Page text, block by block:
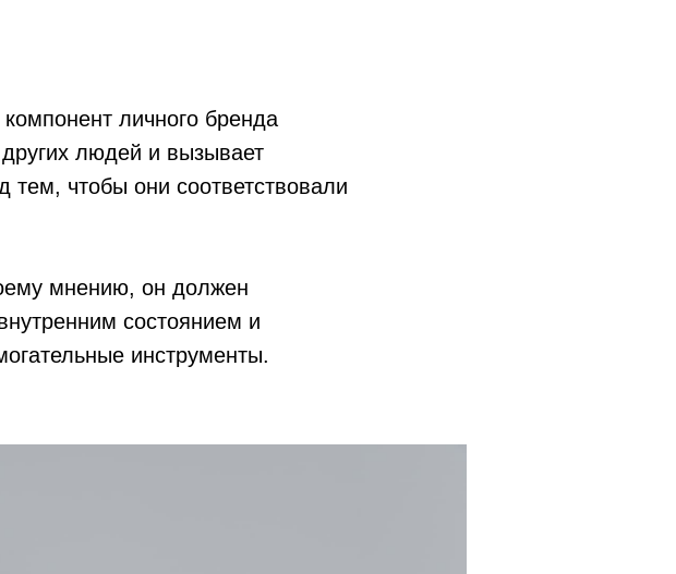
личного бренда
людей и вызывает
тем, чтобы они соответствовали
мнению, он должен
состоянием и
инструменты.